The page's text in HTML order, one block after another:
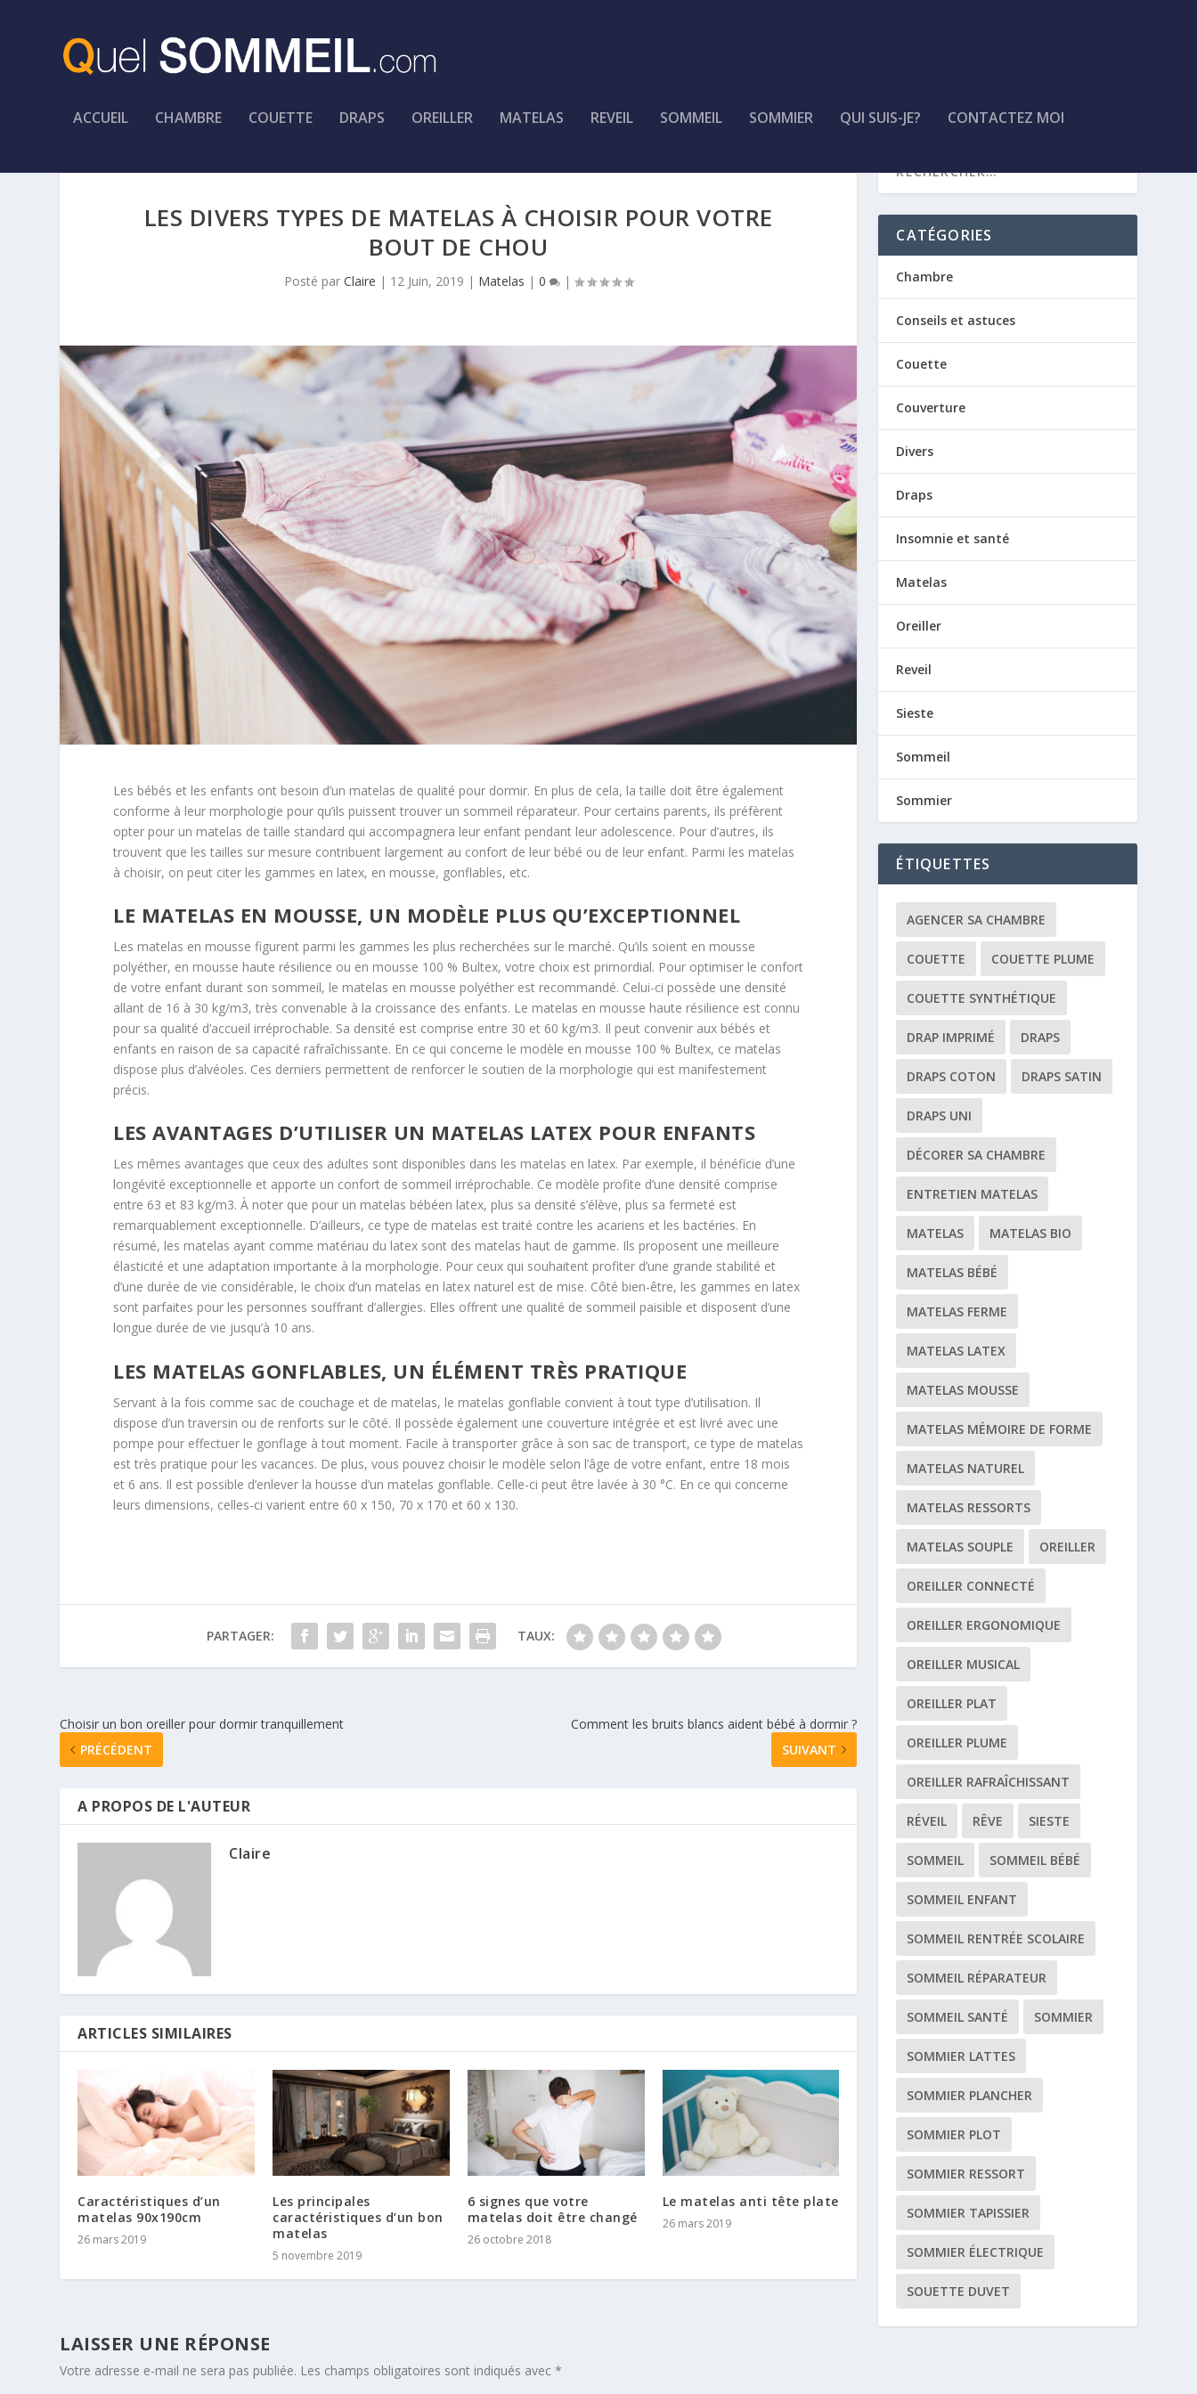
ACCUEIL CHAMBRE COUETTE DRAPS OREILLER MATELAS REVEIL SOMMEIL SOMMIER QUI SUIS-JE? CONTACTEZ MOI
LES DIVERS TYPES DE MATELAS À CHOISIR POUR VOTRE
BOUT DE CHOU
Posté par Claire | 12 Juin, 2019 | Matelas | 0 |
Les bébés et les enfants ont besoin d’un matelas de qualité pour dormir. En plus de cela, la taille doit être également
conforme à leur morphologie pour qu’ils puissent trouver un sommeil réparateur. Pour certains parents, ils préfèrent
opter pour un matelas de taille standard qui accompagnera leur enfant pendant leur adolescence. Pour d’autres, ils
trouvent que les tailles sur mesure contribuent largement au confort de leur bébé ou de leur enfant. Parmi les matelas
à choisir, on peut citer les gammes en latex, en mousse, gonflables, etc.
LE MATELAS EN MOUSSE, UN MODÈLE PLUS QU’EXCEPTIONNEL
Les matelas en mousse figurent parmi les gammes les plus recherchées sur le marché. Qu’ils soient en mousse
polyéther, en mousse haute résilience ou en mousse 100 % Bultex, votre choix est primordial. Pour optimiser le confort
de votre enfant durant son sommeil, le matelas en mousse polyéther est recommandé. Celui-ci possède une densité
allant de 16 à 30 kg/m3, très convenable à la croissance des enfants. Le matelas en mousse haute résilience est connu
pour sa qualité d’accueil irréprochable. Sa densité est comprise entre 30 et 60 kg/m3. Il peut convenir aux bébés et
enfants en raison de sa capacité rafraîchissante. En ce qui concerne le modèle en mousse 100 % Bultex, ce matelas
dispose plus d’alvéoles. Ces derniers permettent de renforcer le soutien de la morphologie qui est manifestement
précis.
LES AVANTAGES D’UTILISER UN MATELAS LATEX POUR ENFANTS
Les mêmes avantages que ceux des adultes sont disponibles dans les matelas en latex. Par exemple, il bénéficie d’une
longévité exceptionnelle et apporte un confort de sommeil irréprochable. Ce modèle profite d’une densité comprise
entre 63 et 83 kg/m3. À noter que pour un matelas bébéen latex, plus sa densité s’élève, plus sa fermeté est
remarquablement exceptionnelle. D’ailleurs, ce type de matelas est traité contre les acariens et les bactéries. En
résumé, les matelas ayant comme matériau du latex sont des matelas haut de gamme. Ils proposent une meilleure
élasticité et une adaptation importante à la morphologie. Pour ceux qui souhaitent profiter d’une grande stabilité et
d’une durée de vie considérable, le choix d’un matelas en latex naturel est de mise. Côté bien-être, les gammes en latex
sont parfaites pour les personnes souffrant d’allergies. Elles offrent une qualité de sommeil paisible et disposent d’une
longue durée de vie jusqu’à 10 ans.
LES MATELAS GONFLABLES, UN ÉLÉMENT TRÈS PRATIQUE
Servant à la fois comme sac de couchage et de matelas, le matelas gonflable convient à tout type d’utilisation. Il
dispose d’un traversin ou de renforts sur le côté. Il possède également une couverture intégrée et est livré avec une
pompe pour effectuer le gonflage à tout moment. Facile à transporter grâce à son sac de transport, ce type de matelas
est très pratique pour les vacances. De plus, vous pouvez choisir le modèle selon l’âge de votre enfant, entre 18 mois
et 6 ans. Il est possible d’enlever la housse d’un matelas gonflable. Celle-ci peut être lavée à 30 °C. En ce qui concerne
leurs dimensions, celles-ci varient entre 60 x 150, 70 x 170 et 60 x 130.
PARTAGER: TAUX:
Choisir un bon oreiller pour dormir tranquillement
PRÉCÉDENT
Comment les bruits blancs aident bébé à dormir ?
SUIVANT
A PROPOS DE L'AUTEUR
Claire
ARTICLES SIMILAIRES
Caractéristiques d’un
matelas 90x190cm
26 mars 2019
Les principales
caractéristiques d’un bon
matelas
5 novembre 2019
6 signes que votre
matelas doit être changé
26 octobre 2018
Le matelas anti tête plate
26 mars 2019
LAISSER UNE RÉPONSE
Votre adresse e-mail ne sera pas publiée. Les champs obligatoires sont indiqués avec*
CATÉGORIES
Chambre
Conseils et astuces
Couette
Couverture
Divers
Draps
Insomnie et santé
Matelas
Oreiller
Reveil
Sieste
Sommeil
Sommier
ÉTIQUETTES
AGENCER SA CHAMBRE
COUETTE COUETTE PLUME
COUETTE SYNTHÉTIQUE
DRAP IMPRIMÉ DRAPS
DRAPS COTON DRAPS SATIN
DRAPS UNI
DÉCORER SA CHAMBRE
ENTRETIEN MATELAS
MATELAS MATELAS BIO
MATELAS BÉBÉ
MATELAS FERME
MATELAS LATEX
MATELAS MOUSSE
MATELAS MÉMOIRE DE FORME
MATELAS NATUREL
MATELAS RESSORTS
MATELAS SOUPLE OREILLER
OREILLER CONNECTÉ
OREILLER ERGONOMIQUE
OREILLER MUSICAL
OREILLER PLAT
OREILLER PLUME
OREILLER RAFRAÎCHISSANT
RÉVEIL RÊVE SIESTE
SOMMEIL SOMMEIL BÉBÉ
SOMMEIL ENFANT
SOMMEIL RENTRÉE SCOLAIRE
SOMMEIL RÉPARATEUR
SOMMEIL SANTÉ SOMMIER
SOMMIER LATTES
SOMMIER PLANCHER
SOMMIER PLOT
SOMMIER RESSORT
SOMMIER TAPISSIER
SOMMIER ÉLECTRIQUE
SOUETTE DUVET